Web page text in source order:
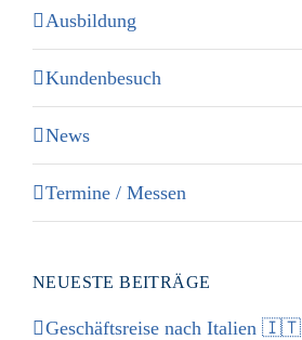
Ausbildung
Kundenbesuch
News
Termine / Messen
NEUESTE BEITRÄGE
Geschäftsreise nach Italien 🇮🇹